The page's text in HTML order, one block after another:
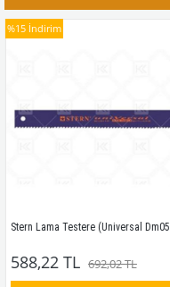
588,22 TL
692,02 TL
%15 İndirim